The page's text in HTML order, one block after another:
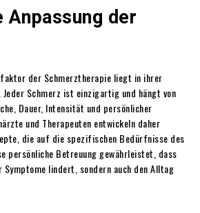
Anpassung der
der Schmerztherapie liegt in ihrer
Jeder Schmerz ist einzigartig und hängt von
Dauer, Intensität und persönlicher
und Therapeuten entwickeln daher
die auf die spezifischen Bedürfnisse des
persönliche Betreuung gewährleistet, dass
Symptome lindert, sondern auch den Alltag